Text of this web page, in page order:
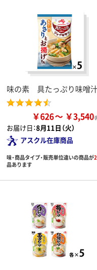
味の素 具たっぷり味噌
￥626 ￥3,540
お届け日：8月11日（火）
アスクル在庫商品
味・商品タイプ・販売単位違いの商品が
品あります